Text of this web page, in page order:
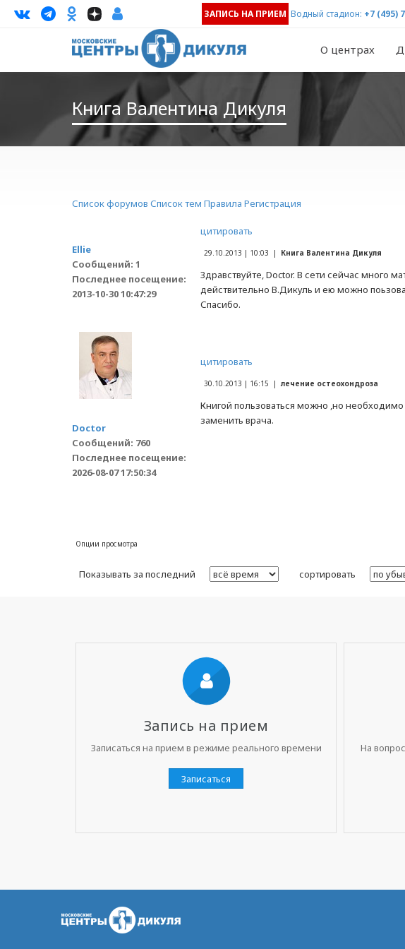
ЗАПИСЬ НА ПРИЕМ Водный стадион: +7 (495)
О центрах
Книга Валентина Дикуля
Список форумов Список тем Правила Регистрация
Ellie
Сообщений: 1
Последнее посещение:
2013-10-30 10:47:29
цитировать
29.10.2013 | 10:03 | Книга Валентина Дикуля
Здравствуйте, Doctor. В сети сейчас много
действительно В.Дикуль и ею можно
Спасибо.
Doctor
Сообщений: 760
Последнее посещение:
2026-08-07 17:50:34
цитировать
30.10.2013 | 16:15 |лечение остеохондроза
Книгой пользоваться можно ,но
заменить врача.
Опции просмотра
Показывать за последний сортировать
Запись на прием
Записаться на прием в режиме реального времени
Записаться
На